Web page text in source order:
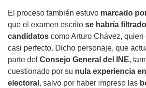
El proceso también estuvo marcado
que el examen escrito se habría
candidatos como Arturo Chávez,
casi perfecto. Dicho personaje, que
parte del Consejo General del INE,
cuestionado por su nula experiencia
electoral , salvo por haber impreso las